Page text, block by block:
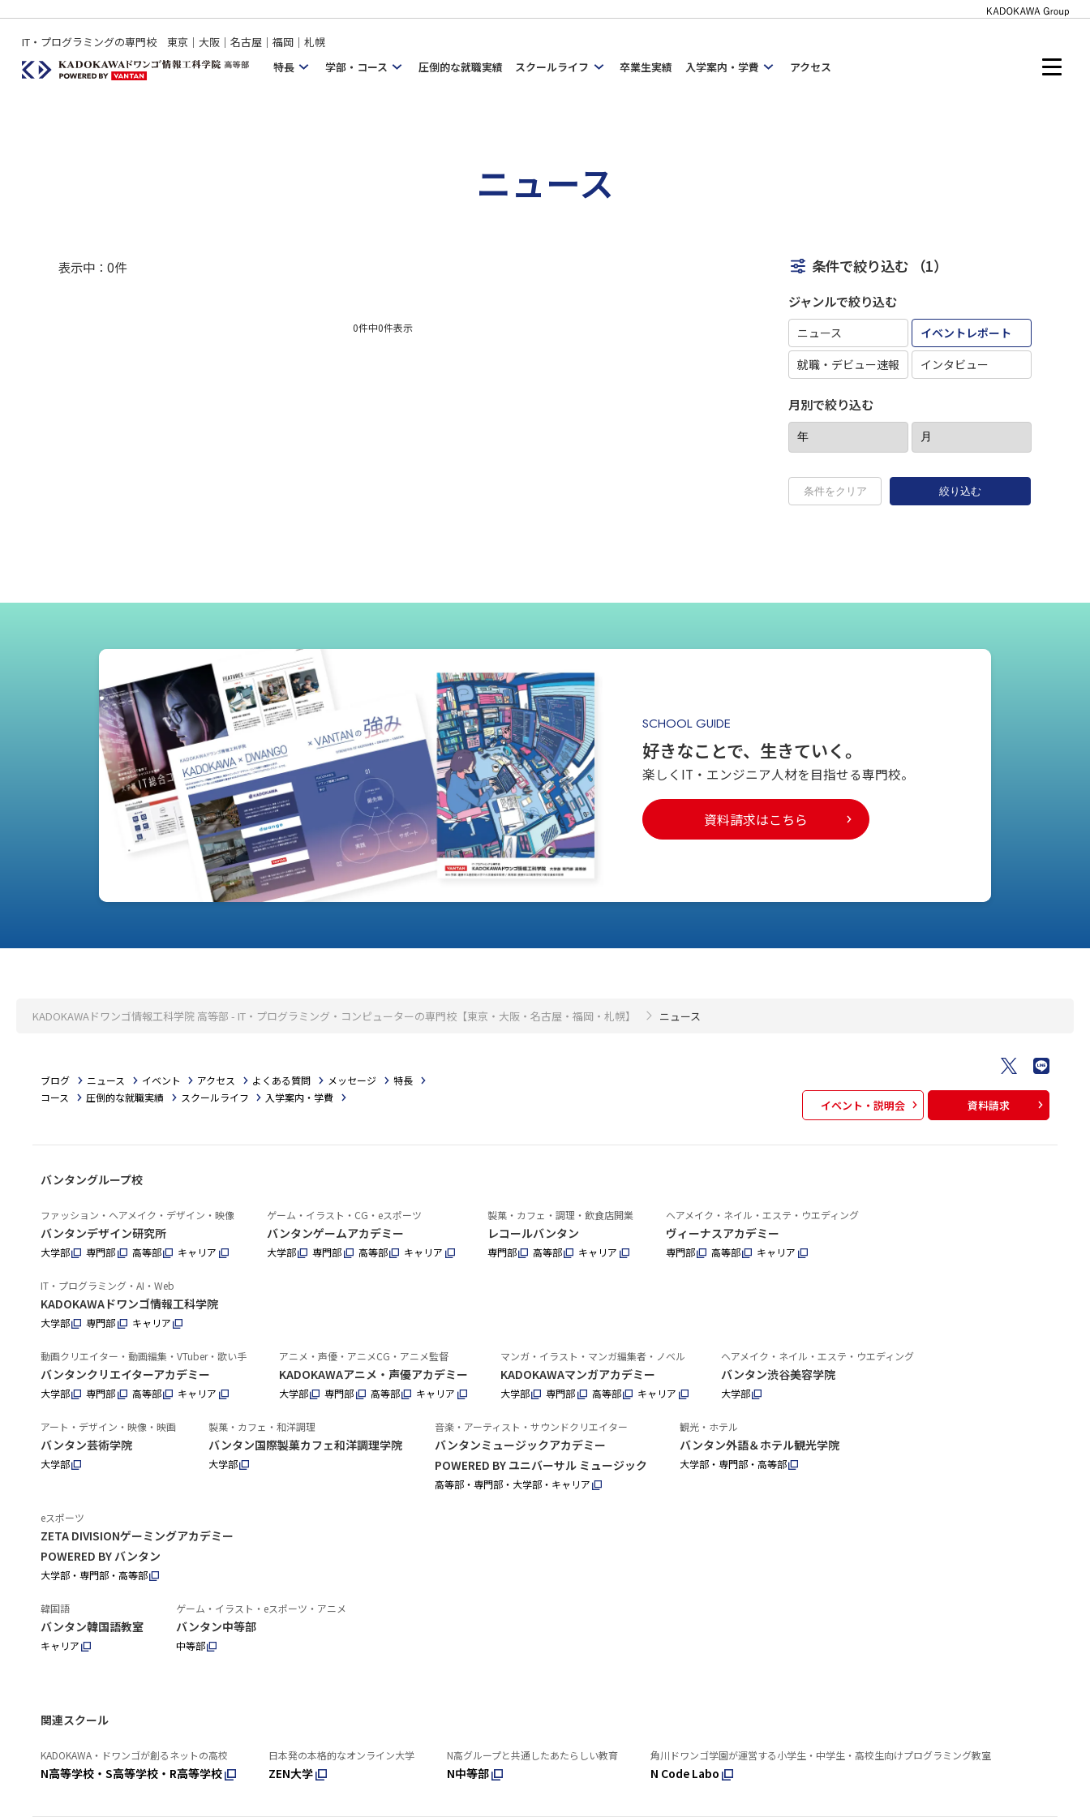
IT・プログラミングの専門校 東京｜大阪｜名古屋｜福岡｜札幌
特長
学部・コース 圧倒的な就職実績 スクールライフ 卒業生実績 入学案内・学費 アクセス
ニュース
表示中： 0件
0件中0件表示
条件で絞り込む （1）
ジャンルで絞り込む
ニュース
イベントレポート
就職・デビュー速報
インタビュー
月別で絞り込む
条件をクリア 絞り込む
SCHOOL GUIDE
好きなことで、生きていく。
楽しくIT・エンジニア人材を目指せる専門校。
資料請求はこちら
KADOKAWAドワンゴ情報工科学院 高等部 - IT・プログラミング・コンピューターの専門校【東京・大阪・名古屋・福岡・札幌】 ニュース
ブログ ニュース イベント アクセス よくある質問 メッセージ
特長
コース
圧倒的な就職実績 スクールライフ 入学案内・学費 イベント・説明会 資料請求
バンタングループ校
ファッション・ヘアメイク・デザイン・映像
バンタンデザイン研究所
大学部 専門部 高等部 キャリア
ゲーム・イラスト・CG・eスポーツ
バンタンゲームアカデミー
大学部 専門部 高等部 キャリア
製菓・カフェ・調理・飲食店開業
レコールバンタン
専門部 高等部 キャリア
ヘアメイク・ネイル・エステ・ウエディング
ヴィーナスアカデミー
専門部 高等部 キャリア
IT・プログラミング・AI・Web
KADOKAWAドワンゴ情報工科学院
大学部 専門部 キャリア
動画クリエイター・動画編集・VTuber・歌い手
バンタンクリエイターアカデミー
大学部 専門部 高等部 キャリア
アニメ・声優・アニメCG・アニメ監督
KADOKAWAアニメ・声優アカデミー
大学部 専門部 高等部 キャリア
マンガ・イラスト・マンガ編集者・ノベル
KADOKAWAマンガアカデミー
大学部 専門部 高等部 キャリア
ヘアメイク・ネイル・エステ・ウエディング
バンタン渋谷美容学院
大学部
アート・デザイン・映像・映画
バンタン芸術学院
大学部
製菓・カフェ・和洋調理
バンタン国際製菓カフェ和洋調理学院
大学部
音楽・アーティスト・サウンドクリエイター
バンタンミュージックアカデミー
POWERED BY ユニバーサル ミュージック
高等部・専門部・大学部・キャリア
観光・ホテル
バンタン外語＆ホテル観光学院
大学部・専門部・高等部
eスポーツ
ZETA DIVISIONゲーミングアカデミー
POWERED BY バンタン
大学部・専門部・高等部
韓国語
バンタン韓国語教室
キャリア
ゲーム・イラスト・eスポーツ・アニメ
バンタン中等部
中等部
関連スクール
KADOKAWA・ドワンゴが創るネットの高校
N高等学校・S高等学校・R高等学校
日本発の本格的なオンライン大学
ZEN大学
N高グループと共通したあたらしい教育
N中等部
角川ドワンゴ学園が運営する小学生・中学生・高校生向けプログラミング教室
N Code Labo